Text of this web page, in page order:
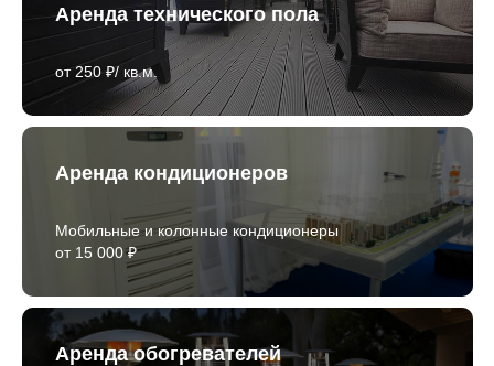
Аренда технического пола
от 250 ₽/ кв.м.
Аренда кондиционеров
Мобильные и колонные кондиционеры
от 15 000 ₽
Аренда обогревателей